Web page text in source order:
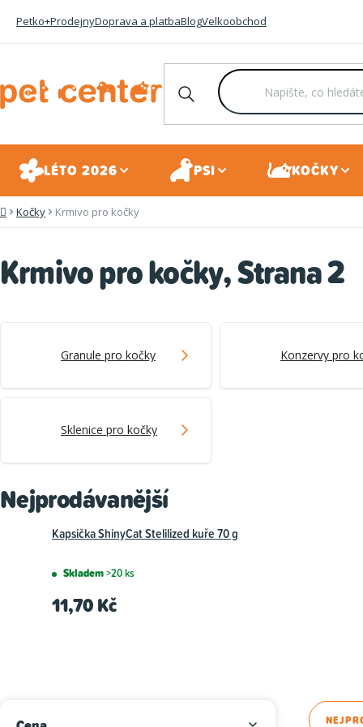
Petko+ProdejnyDoprava a platbaBlogVelkoobchod
LÉTO 2026 PSI KOČKY
DomůKočky Krmivo pro kočky
Krmivo pro kočky, Strana 2
Granule pro kočky Konzervy pro
Sklenice pro kočky
Nejprodávanější
Kapsička ShinyCat Stelilized kuře 70 g
Skladem>20 ks
11,70 Kč
Ř